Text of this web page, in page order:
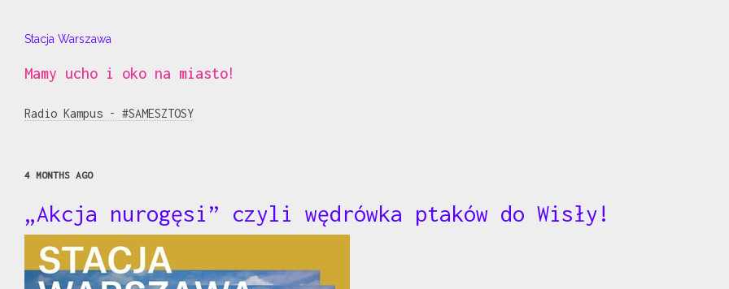
Stacja Warszawa
Mamy ucho i oko na miasto!
Radio Kampus - #SAMESZTOSY
4 MONTHS AGO
„Akcja nurogęsi” czyli wędrówka ptaków do Wisły!